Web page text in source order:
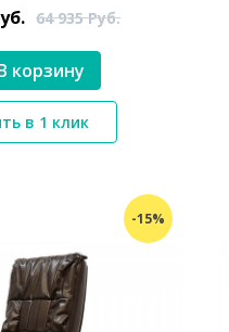
*}
64 935Руб.
корзину
в 1 клик
-15%